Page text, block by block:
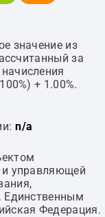
значение из
за
+ 1.00%.
n/a
и управляющей
Единственным
Федерация.